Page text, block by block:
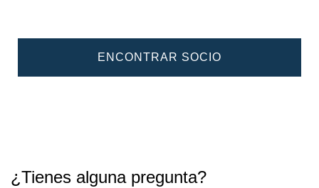
ENCONTRAR SOCIO
¿Tienes alguna pregunta?